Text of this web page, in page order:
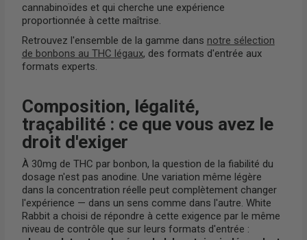
cannabinoïdes et qui cherche une expérience
proportionnée à cette maîtrise.
Retrouvez l'ensemble de la gamme dans notre sélection
de bonbons au THC légaux, des formats d'entrée aux
formats experts.
Composition, légalité,
traçabilité : ce que vous avez le
droit d'exiger
À 30mg de THC par bonbon, la question de la fiabilité du
dosage n'est pas anodine. Une variation même légère
dans la concentration réelle peut complètement changer
l'expérience — dans un sens comme dans l'autre. White
Rabbit a choisi de répondre à cette exigence par le même
niveau de contrôle que sur leurs formats d'entrée :